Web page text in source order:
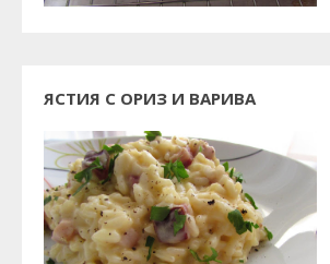
ЯСТИЯ С ОРИЗ И ВАРИВА